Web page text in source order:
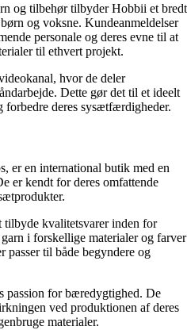
og tilbehør tilbyder Hobbii et bredt
og voksne. Kundeanmeldelser
personale og deres evne til at
til ethvert projekt.
hvor de deler
Dette gør det til et ideelt
deres sysætfærdigheder.
er en international butik med en
er kendt for deres omfattende
kvalitetsvarer inden for
i forskellige materialer og farver
passer til både begyndere og
passion for bæredygtighed. De
ved produktionen af ​​deres
materialer.